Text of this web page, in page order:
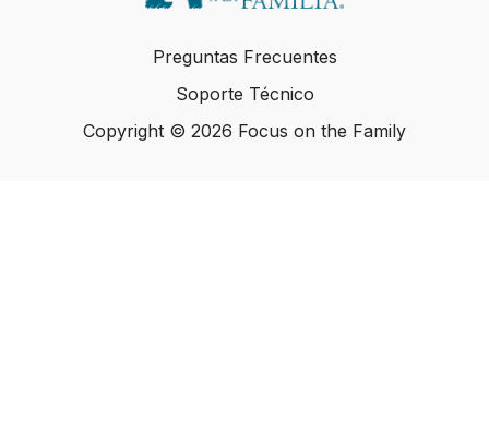
Preguntas Frecuentes
Soporte Técnico
Copyright © 2026 Focus on the Family